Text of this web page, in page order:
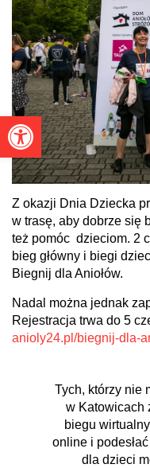
Otwórz
Z okazji Dnia Dziecka
w trasę, aby dobrze się
też pomóc dzieciom. 2
bieg główny i biegi
Biegnij dla Aniołów.
Nadal można jednak
Rejestracja trwa do 5
anioly24.pl/biegnij-dla-
Tych, którzy nie
w Katowicach
biegu
online i
dla dzieci